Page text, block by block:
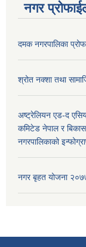
नगर
दमक नगरपालिका
श्रोत नक्शा तथा
अष्ट्रेलियन एड-द
कमिटेड नेपाल र बिकास
नगरपालिकाको
नगर बृहत योजना